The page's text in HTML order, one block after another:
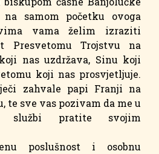
samom početku ovoga
vama želim izraziti
Presvetomu Trojstvu na
nas uzdržava, Sinu koji
koji nas prosvjetljuje.
zahvale papi Franji na
te sve vas pozivam da me u
službi pratite svojim
poslušnost i osobnu